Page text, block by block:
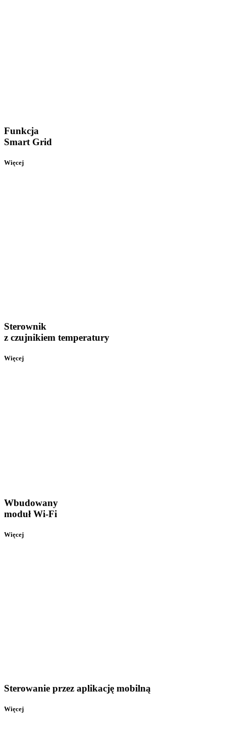
Funkcja
Smart Grid
Więcej
Sterownik
z czujnikiem temperatury
Więcej
Wbudowany
moduł Wi-Fi
Więcej
Sterowanie przez aplikację mobilną
Więcej